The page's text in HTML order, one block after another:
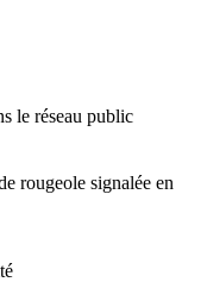
le réseau public
rougeole signalée en